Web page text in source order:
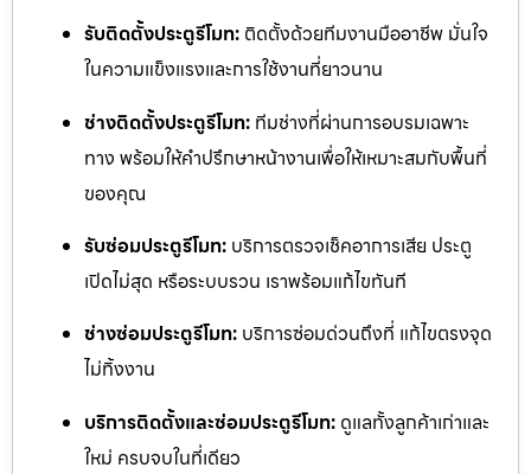
รับติดตั้งประตูรีโมท: ติดตั้งด้วยทีมงานมืออาชีพ มั่นใจ
ในความแข็งแรงและการใช้งานที่ยาวนาน
ช่างติดตั้งประตูรีโมท: ทีมช่างที่ผ่านการอบรมเฉพาะ
ทาง พร้อมให้คำปรึกษาหน้างานเพื่อให้เหมาะสมกับพื้นที่
ของคุณ
รับซ่อมประตูรีโมท: บริการตรวจเช็คอาการเสีย ประตู
เปิดไม่สุด หรือระบบรวน เราพร้อมแก้ไขทันที
ช่างซ่อมประตูรีโมท: บริการซ่อมด่วนถึงที่ แก้ไขตรงจุด
ไม่ทิ้งงาน
บริการติดตั้งและซ่อมประตูรีโมท: ดูแลทั้งลูกค้าเก่าและ
ใหม่ ครบจบในที่เดียว